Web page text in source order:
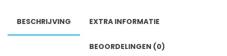
BESCHRIJVING EXTRA INFORMATIE
BEOORDELINGEN (0)